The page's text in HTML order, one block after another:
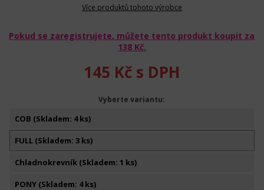
Více produktů tohoto výrobce
Pokud se zaregistrujete, můžete tento produkt koupit za
138 Kč.
145 Kč s DPH
Vyberte variantu:
COB (Skladem: 4 ks)
FULL (Skladem: 3 ks)
Chladnokrevník (Skladem: 1 ks)
PONY (Skladem: 4 ks)